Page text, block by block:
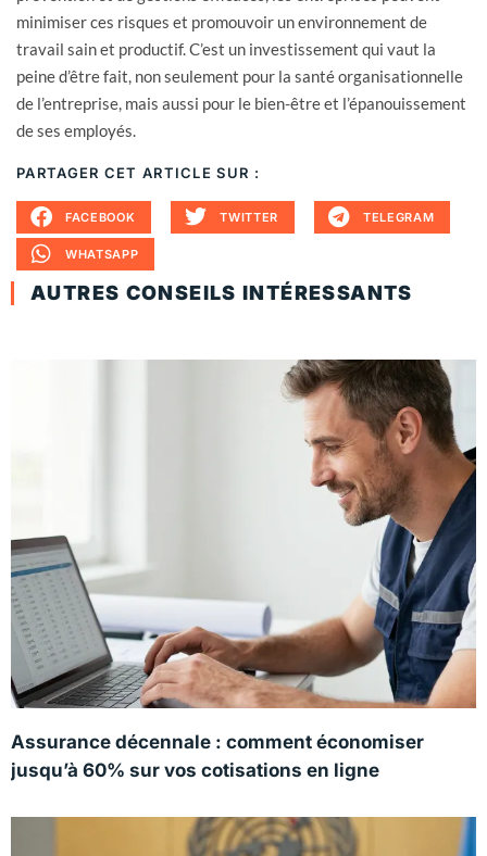
minimiser ces risques et promouvoir un environnement de
travail sain et productif. C’est un investissement qui vaut la
peine d’être fait, non seulement pour la santé organisationnelle
de l’entreprise, mais aussi pour le bien-être et l’épanouissement
de ses employés.
PARTAGER CET ARTICLE SUR :
FACEBOOK TWITTER TELEGRAM
WHATSAPP
AUTRES CONSEILS INTÉRESSANTS
Assurance décennale : comment économiser
jusqu’à 60% sur vos cotisations en ligne